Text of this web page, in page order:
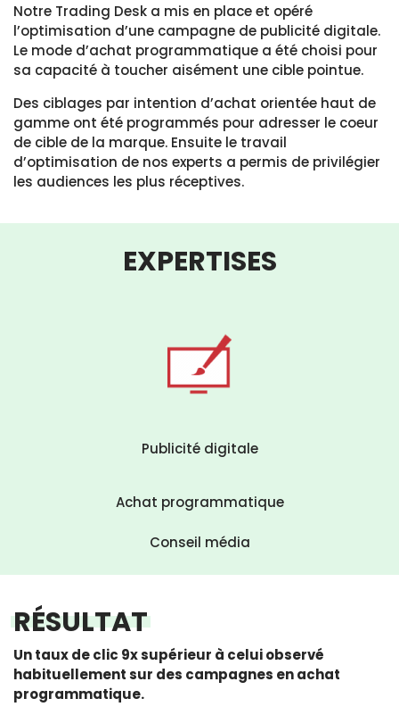
Notre Trading Desk a mis en place et opéré
l’optimisation d’une campagne de publicité digitale.
Le mode d’achat programmatique a été choisi pour
sa capacité à toucher aisément une cible pointue.
Des ciblages par intention d’achat orientée haut de
gamme ont été programmés pour adresser le coeur
de cible de la marque. Ensuite le travail
d’optimisation de nos experts a permis de privilégier
les audiences les plus réceptives.
EXPERTISES
Publicité digitale
Achat programmatique
Conseil média
RÉSULTAT
Un taux de clic 9x supérieur à celui observé
habituellement sur des campagnes en achat
programmatique.